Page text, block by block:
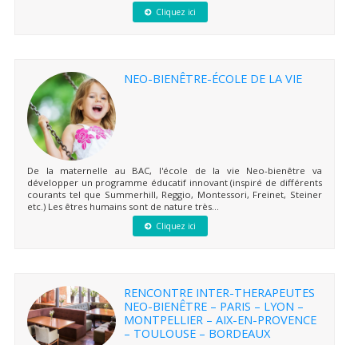
Cliquez ici
NEO-BIENÊTRE-ÉCOLE DE LA VIE
De la maternelle au BAC, l'école de la vie Neo-bienêtre va
développer un programme éducatif innovant (inspiré de différents
courants tel que Summerhill, Reggio, Montessori, Freinet, Steiner
etc.) Les êtres humains sont de nature très...
Cliquez ici
RENCONTRE INTER-THERAPEUTES
NEO-BIENÊTRE – PARIS – LYON –
MONTPELLIER – AIX-EN-PROVENCE
– TOULOUSE – BORDEAUX